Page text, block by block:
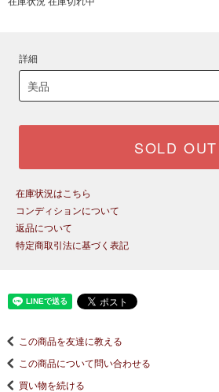
詳細
SOLD OUT
在庫状況はこちら
コンディションについて
返品について
特定商取引法に基づく表記
この商品を友達に教える
この商品について問い合わせる
買い物を続ける